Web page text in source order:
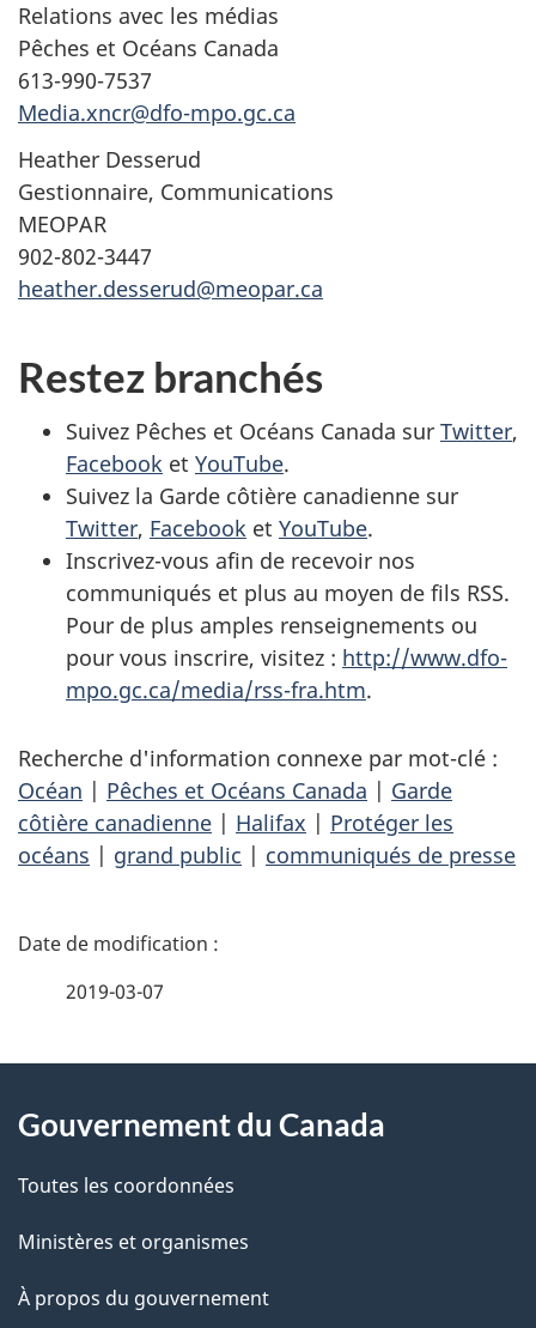
Relations avec les médias
Pêches et Océans Canada
613-990-7537
Media.xncr@dfo-mpo.gc.ca
Heather Desserud
Gestionnaire, Communications
MEOPAR
902-802-3447
heather.desserud@meopar.ca
Restez branchés
Suivez Pêches et Océans Canada sur Twitter,
Facebook et YouTube.
Suivez la Garde côtière canadienne sur
Twitter, Facebook et YouTube.
Inscrivez-vous afin de recevoir nos
communiqués et plus au moyen de fils RSS.
Pour de plus amples renseignements ou
pour vous inscrire, visitez : http://www.dfo-
mpo.gc.ca/media/rss-fra.htm.
Recherche d'information connexe par mot-clé :
Océan | Pêches et Océans Canada | Garde
côtière canadienne | Halifax | Protéger les
océans | grand public | communiqués de presse
D
i
l
s
d
2019-03-07
propos
de
ce
site
Gouvernement du Canada
Toutes les coordonnées
Ministères et organismes
À propos du gouvernement